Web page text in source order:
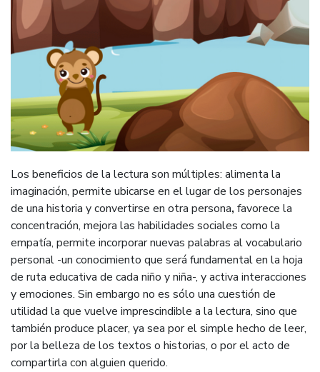
Los beneficios de la lectura son múltiples: alimenta la
imaginación, permite ubicarse en el lugar de los personajes
de una historia y convertirse en otra persona, favorece la
concentración, mejora las habilidades sociales como la
empatía, permite incorporar nuevas palabras al vocabulario
personal -un conocimiento que será fundamental en la hoja
de ruta educativa de cada niño y niña-, y activa interacciones
y emociones. Sin embargo no es sólo una cuestión de
utilidad la que vuelve imprescindible a la lectura, sino que
también produce placer, ya sea por el simple hecho de leer,
por la belleza de los textos o historias, o por el acto de
compartirla con alguien querido.